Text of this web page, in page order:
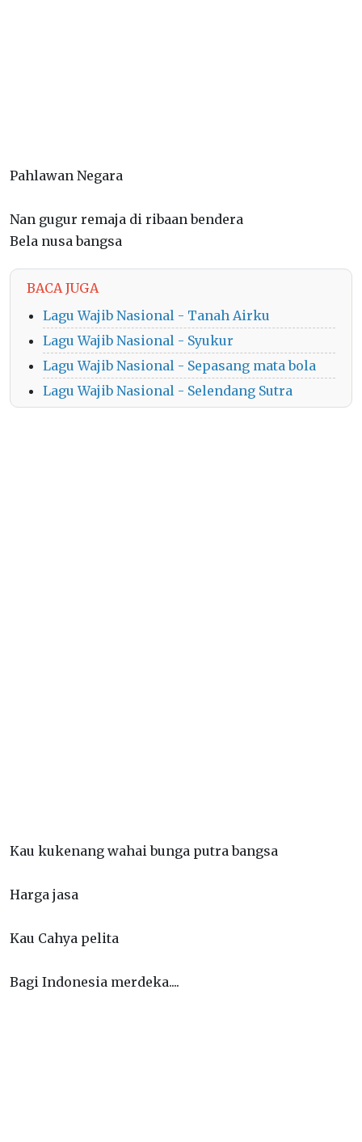
Pahlawan Negara
Nan gugur remaja di ribaan bendera
Bela nusa bangsa
BACA JUGA
Lagu Wajib Nasional - Tanah Airku
Lagu Wajib Nasional - Syukur
Lagu Wajib Nasional - Sepasang mata bola
Lagu Wajib Nasional - Selendang Sutra
Kau kukenang wahai bunga putra bangsa
Harga jasa
Kau Cahya pelita
Bagi Indonesia merdeka....